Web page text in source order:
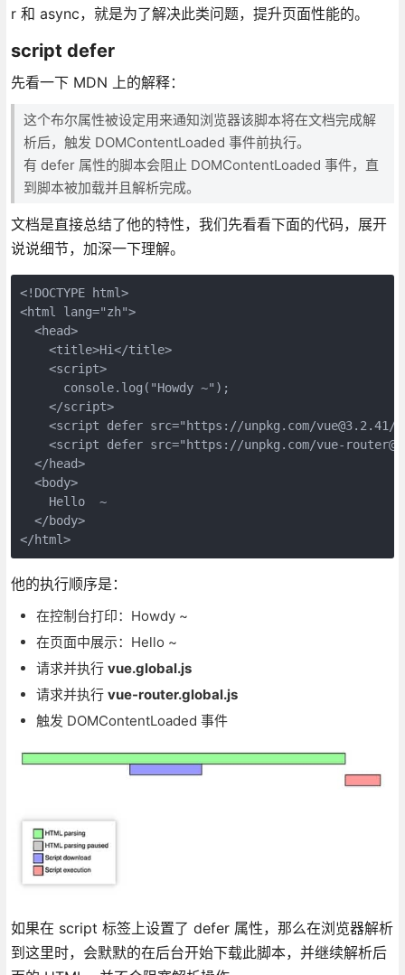
r 和 async，就是为了解决此类问题，提升页面性能的。
script defer
先看一下 MDN 上的解释：
这个布尔属性被设定用来通知浏览器该脚本将在文档完成解
析后，触发 DOMContentLoaded 事件前执行。
有 defer 属性的脚本会阻止 DOMContentLoaded 事件，直
到脚本被加载并且解析完成。
文档是直接总结了他的特性，我们先看看下面的代码，展开
说说细节，加深一下理解。
<!DOCTYPE html>
<html lang="zh">
  <head>
    <title>Hi</title>
    <script>
      console.log("Howdy ~");
    </script>
<script defer src="https://unpkg.com/vue@3.2.41/
<script defer src="https://unpkg.com/vue-
  </head>
  <body>
    Hello  ~
  </body>
</html>
他的执行顺序是：
在控制台打印：Howdy ~
在页面中展示：Hello ~
请求并执行 vue.global.js
请求并执行 vue-router.global.js
触发 DOMContentLoaded 事件
如果在 script 标签上设置了 defer 属性，那么在浏览器解析
到这里时，会默默的在后台开始下载此脚本，并继续解析后